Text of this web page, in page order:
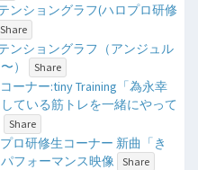
ンショングラフ(ハロプロ研修
Share
ンショングラフ（アンジュル
）
Share
ーナー:tiny Training「為永幸
ている筋トレを一緒にやって
Share
ロ研修生コーナー 新曲「き
フォーマンス映像 Share